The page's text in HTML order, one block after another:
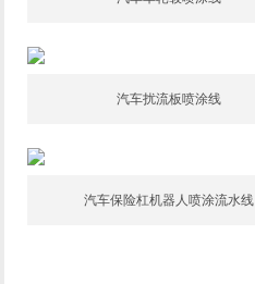
汽车扰流板喷涂线
汽车保险杠机器人喷涂流水线